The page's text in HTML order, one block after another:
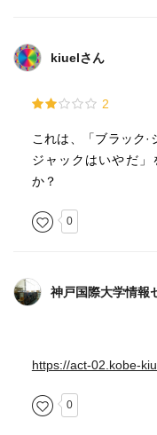
kiuelさん
2
これは、「ブラック
ジャックはいやだ」
か？
0
神戸国際大学情報
https://act-02.kobe-
0